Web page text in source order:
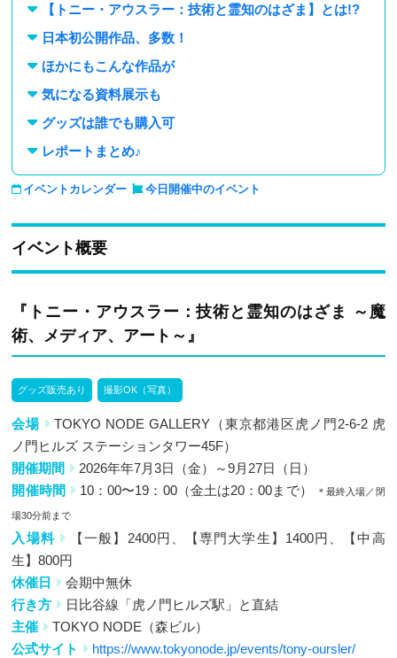
【トニー・アウスラー：技術と霊知のはざま】とは!?
日本初公開作品、多数！
ほかにもこんな作品が
気になる資料展示も
グッズは誰でも購入可
レポートまとめ♪
イベントカレンダー 今日開催中のイベント
イベント概要
『トニー・アウスラー：技術と霊知のはざま ～魔
術、メディア、アート～』
グッズ販売あり 撮影OK（写真）
会場
TOKYO NODE GALLERY（東京都港区虎ノ門2-6-2 虎
ノ門ヒルズ ステーションタワー45F）
開催期間
2026年年7月3日（金）～9月27日（日）
開催時間
10：00〜19：00（金土は20：00まで） ＊最終入場／閉
場30分前まで
入場料
【一般】2400円、【専門大学生】1400円、【中高
生】800円
休催日
会期中無休
行き方
日比谷線「虎ノ門ヒルズ駅」と直結
主催
TOKYO NODE（森ビル）
公式サイト
https://www.tokyonode.jp/events/tony-oursler/